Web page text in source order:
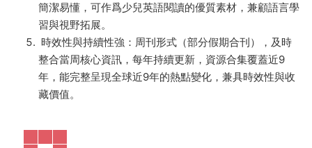
簡潔易懂，可作爲少兒英語閱讀的優質素材，兼顧語言學
習與視野拓展。
時效性與持續性強：周刊形式（部分假期合刊），及時
整合當周核心資訊，每年持續更新，資源合集覆蓋近9
年，能完整呈現全球近9年的熱點變化，兼具時效性與收
藏價值。